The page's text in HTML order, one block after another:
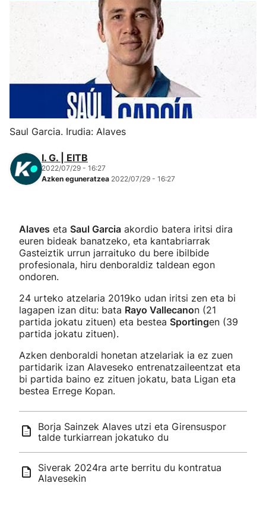
Herri-kirolak
Eskubaloia
Kirolak 360
Atletismoa
Mendi-lasterketak
Kirol gehiago
Saul Garcia. Irudia: Alaves
I. G. | EITB
2022/07/29 - 16:27
Azken eguneratzea 2022/07/29 - 16:27
Alaves eta Saul Garcia akordio batera iritsi dira
euren bideak banatzeko, eta kantabriarrak
Gasteiztik urrun jarraituko du bere ibilbide
profesionala, hiru denboraldiz taldean egon
ondoren.
24 urteko atzelaria 2019ko udan iritsi zen eta bi
lagapen izan ditu: bata Rayo Vallecanon (21
partida jokatu zituen) eta bestea Sportingen (39
partida jokatu zituen).
Azken denboraldi honetan atzelariak ia ez zuen
partidarik izan Alaveseko entrenatzaileentzat eta
bi partida baino ez zituen jokatu, bata Ligan eta
bestea Errege Kopan.
Borja Sainzek Alaves utzi eta Girensuspor
talde turkiarrean jokatuko du
Siverak 2024ra arte berritu du kontratua
Alavesekin